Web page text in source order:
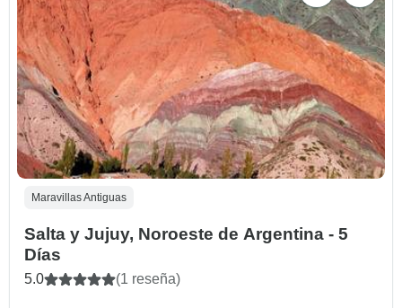
Maravillas Antiguas
Salta y Jujuy, Noroeste de Argentina - 5
Días
5.0 (1 reseña)